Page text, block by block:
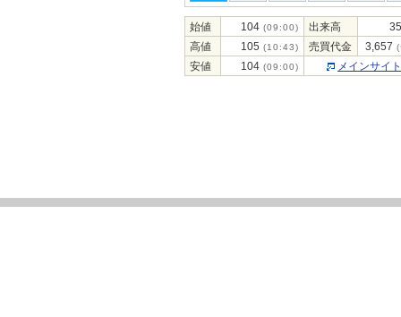
始値 104 (09:00) 出来高
高値
105 (10:43) 売買代金 3,657
安値 104 (09:00) メインサイ